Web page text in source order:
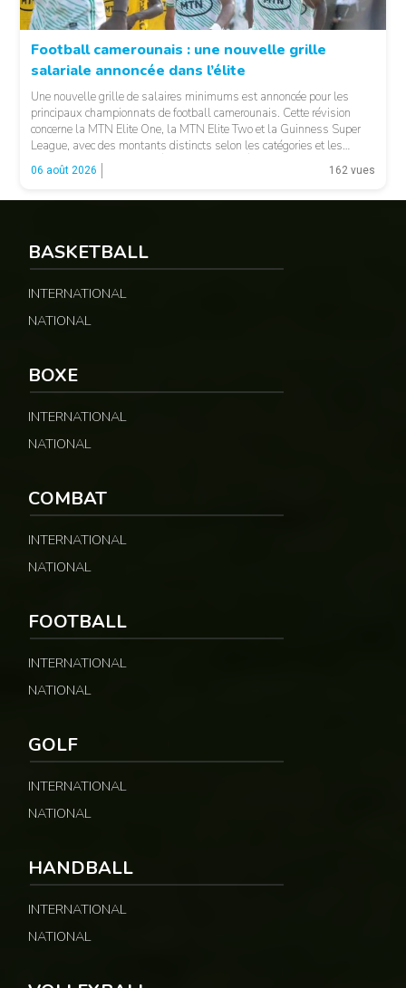
Football camerounais : une nouvelle grille
salariale annoncée dans l’élite
Une nouvelle grille de salaires minimums est annoncée pour les
principaux championnats de football camerounais. Cette révision
concerne la MTN Elite One, la MTN Elite Two et la Guinness Super
League, avec des montants distincts selon les catégories et les
fonctions. LA SUITE APRÈS LA PUBLICITÉ Selon les informations
relayées par Allez Les Lions, […]
06 août 2026 162 vues
BASKETBALL
INTERNATIONAL
NATIONAL
BOXE
INTERNATIONAL
NATIONAL
COMBAT
INTERNATIONAL
NATIONAL
FOOTBALL
INTERNATIONAL
NATIONAL
GOLF
INTERNATIONAL
NATIONAL
HANDBALL
INTERNATIONAL
NATIONAL